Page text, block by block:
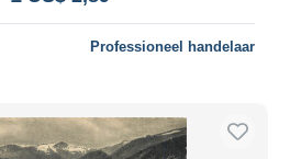
Professioneel handelaar